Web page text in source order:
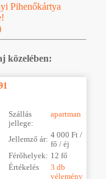
Pihenőkártya
közelében:
Szállás
jellege:
apartman
Jellemző ár: 4 000 Ft /
fő / éj
Férőhelyek: 12 fő
Értékelés
3 db
vélemény